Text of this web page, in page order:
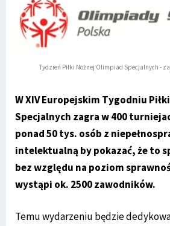
Tydzień Piłki Nożnej Olimpiad Specjalnych -
W XIV Europejskim Tygodniu
Specjalnych zagra w 400
ponad 50 tys. osób z
intelektualną by pokazać, że to
bez względu na poziom
wystąpi ok. 2500 zawodników.
Temu wydarzeniu będzie